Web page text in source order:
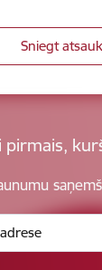
Sniegt
pirmais,